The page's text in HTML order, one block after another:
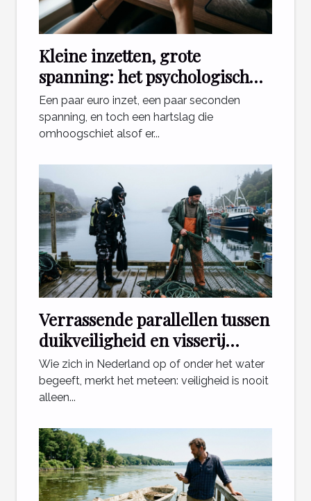
Kleine inzetten, grote
spanning: het psychologisch
effect van mini games
Een paar euro inzet, een paar seconden
spanning, en toch een hartslag die
omhoogschiet alsof er...
Verrassende parallellen tussen
duikveiligheid en visserij
regelgeving
Wie zich in Nederland op of onder het water
begeeft, merkt het meteen: veiligheid is nooit
alleen...